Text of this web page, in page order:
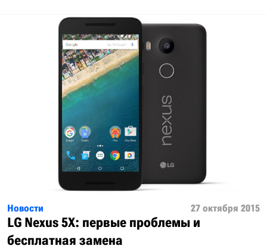
Новости 27 октября 2015
LG Nexus 5X: первые проблемы и
бесплатная замена